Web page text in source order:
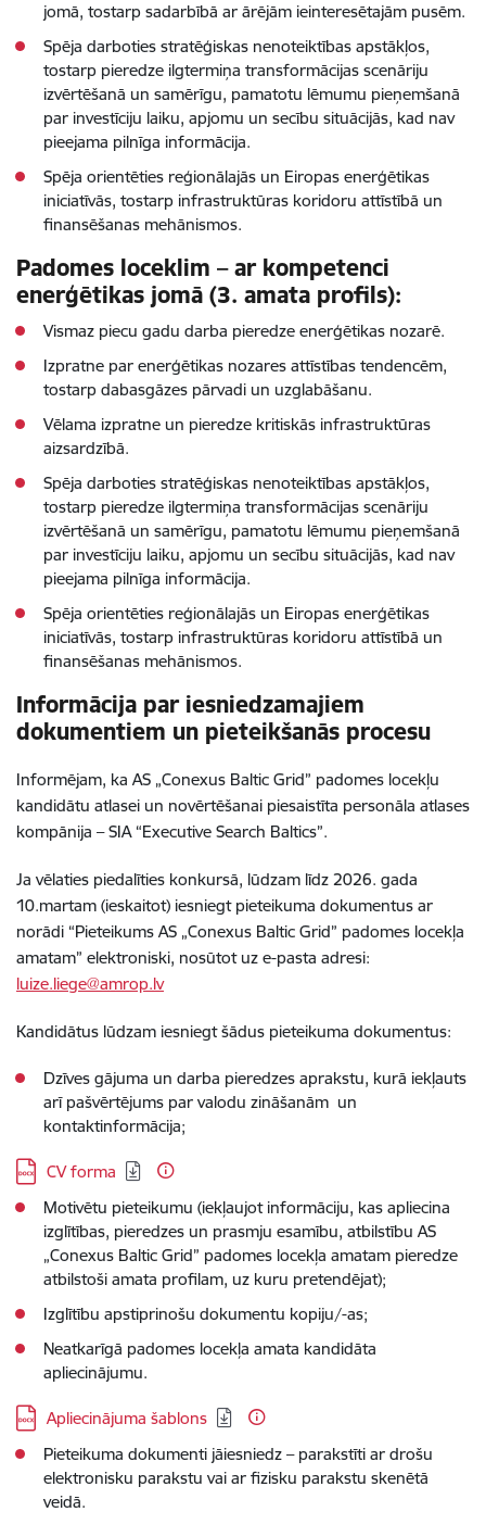
jomā, tostarp sadarbībā ar ārējām ieinteresētajām pusēm.
Spēja darboties stratēģiskas nenoteiktības apstākļos,
tostarp pieredze ilgtermiņa transformācijas scenāriju
izvērtēšanā un samērīgu, pamatotu lēmumu pieņemšanā
par investīciju laiku, apjomu un secību situācijās, kad nav
pieejama pilnīga informācija.
Spēja orientēties reģionālajās un Eiropas enerģētikas
iniciatīvās, tostarp infrastruktūras koridoru attīstībā un
finansēšanas mehānismos.
Padomes loceklim – ar kompetenci
enerģētikas jomā (3. amata profils):
Vismaz piecu gadu darba pieredze enerģētikas nozarē.
Izpratne par enerģētikas nozares attīstības tendencēm,
tostarp dabasgāzes pārvadi un uzglabāšanu.
Vēlama izpratne un pieredze kritiskās infrastruktūras
aizsardzībā.
Spēja darboties stratēģiskas nenoteiktības apstākļos,
tostarp pieredze ilgtermiņa transformācijas scenāriju
izvērtēšanā un samērīgu, pamatotu lēmumu pieņemšanā
par investīciju laiku, apjomu un secību situācijās, kad nav
pieejama pilnīga informācija.
Spēja orientēties reģionālajās un Eiropas enerģētikas
iniciatīvās, tostarp infrastruktūras koridoru attīstībā un
finansēšanas mehānismos.
Informācija par iesniedzamajiem
dokumentiem un pieteikšanās procesu
Informējam, ka AS „Conexus Baltic Grid” padomes locekļu
kandidātu atlasei un novērtēšanai piesaistīta personāla atlases
kompānija – SIA “Executive Search Baltics”.
Ja vēlaties piedalīties konkursā, lūdzam līdz 2026. gada
10.martam (ieskaitot) iesniegt pieteikuma dokumentus ar
norādi “Pieteikums AS „Conexus Baltic Grid” padomes locekļa
amatam” elektroniski, nosūtot uz e-pasta adresi:
luize.liege@amrop.lv
Kandidātus lūdzam iesniegt šādus pieteikuma dokumentus:
Dzīves gājuma un darba pieredzes aprakstu, kurā iekļauts
arī pašvērtējums par valodu zināšanām un
kontaktinformācija;
Lejupielādēt:
CV forma
Motivētu pieteikumu (iekļaujot informāciju, kas apliecina
izglītības, pieredzes un prasmju esamību, atbilstību AS
„Conexus Baltic Grid” padomes locekļa amatam pieredze
atbilstoši amata profilam, uz kuru pretendējat);
Izglītību apstiprinošu dokumentu kopiju/-as;
Neatkarīgā padomes locekļa amata kandidāta
apliecinājumu.
Lejupielādēt:
Apliecinājuma šablons
Pieteikuma dokumenti jāiesniedz – parakstīti ar drošu
elektronisku parakstu vai ar fizisku parakstu skenētā
veidā.